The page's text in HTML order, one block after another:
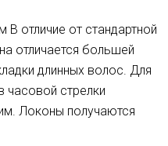
отличие от стандартной
отличается большей
длинных волос. Для
часовой стрелки
Локоны получаются